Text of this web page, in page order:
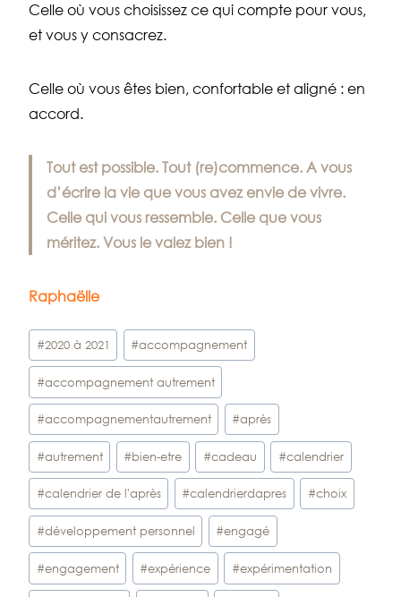
Celle où vous choisissez ce qui compte pour vous,
et vous y consacrez.
Celle où vous êtes bien, confortable et aligné : en
accord.
Tout est possible. Tout (re)commence. A vous
d’écrire la vie que vous avez envie de vivre.
Celle qui vous ressemble. Celle que vous
méritez. Vous le valez bien !
Raphaëlle
Étiquettes
de
la
publication :
#2020 à 2021 #accompagnement
#accompagnement autrement
#accompagnementautrement #après
#autrement #bien-etre #cadeau #calendrier
#calendrier de l'après #calendrierdapres #choix
#développement personnel #engagé
#engagement #expérience #expérimentation